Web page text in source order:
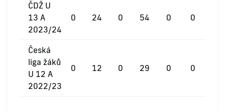
ČDŽ U
13 A
2023/24
0 24 0 54 0 0
Česká
liga žáků
U 12 A
2022/23
0 12 0 29 0 0